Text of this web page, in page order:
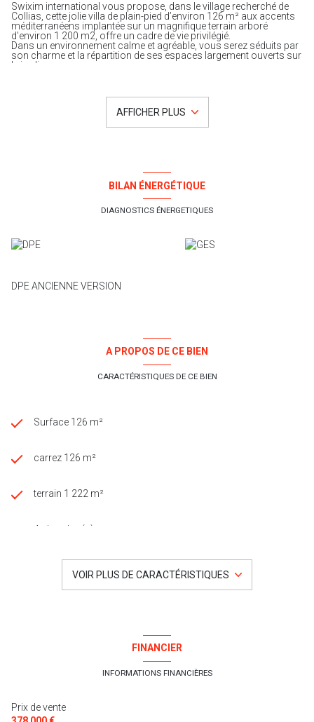
Swixim international vous propose, dans le village recherché de
Collias, cette jolie villa de plain-pied d’environ 126 m² aux accents
méditerranéens implantée sur un magnifique terrain arboré
d'environ 1 200 m2, offre un cadre de vie privilégié.
Dans un environnement calme et agréable, vous serez séduits par
son charme et la répartition de ses espaces largement ouverts sur
le jardin.
terrasses, une agréable piscine et un garage.
Valentin Padrao au 06.28.10.16.18 ou Emmanuelle Charruau au
AFFICHER PLUS
BILAN ÉNERGÉTIQUE
DIAGNOSTICS ÉNERGETIQUES
DPE ANCIENNE VERSION
A PROPOS DE CE BIEN
CARACTÉRISTIQUES DE CE BIEN
Surface 126 m²
carrez 126 m²
terrain 1 222 m²
4 chambre(s)
Chauffage central : air pulsé (climatisation)
Chauffage individuel : poêle (bois)
1 garage(s)
VOIR PLUS DE CARACTÉRISTIQUES
FINANCIER
INFORMATIONS FINANCIÈRES
Prix de vente